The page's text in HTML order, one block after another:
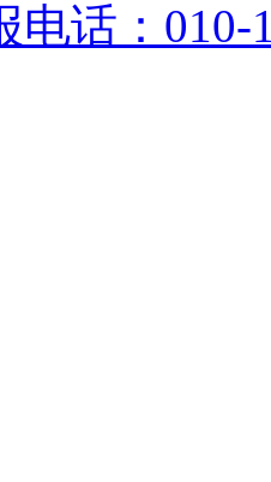
电话：010-